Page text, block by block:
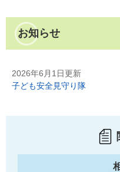
お知らせ
2026年6月1日更新
子ども安全見守り隊